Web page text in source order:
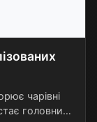
чарівні
головним